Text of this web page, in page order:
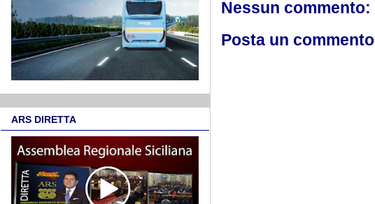
Nessun commento:
Posta un commento
ARS DIRETTA